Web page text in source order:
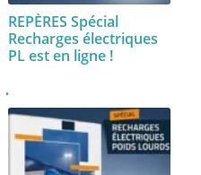
REPÈRES Spécial
Recharges électriques
PL est en ligne !